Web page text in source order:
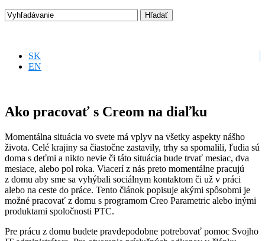
SK
EN
Ako pracovať s Creom na diaľku
Momentálna situácia vo svete má vplyv na všetky aspekty nášho
života. Celé krajiny sa čiastočne zastavily, trhy sa spomalili, ľudia sú
doma s deťmi a nikto nevie či táto situácia bude trvať mesiac, dva
mesiace, alebo pol roka. Viacerí z nás preto momentálne pracujú
z domu aby sme sa vyhýbali sociálnym kontaktom či už v práci
alebo na ceste do práce. Tento článok popisuje akými spôsobmi je
možné pracovať z domu s programom Creo Parametric alebo inými
produktami spoločnosti PTC.
Pre prácu z domu budete pravdepodobne potrebovať pomoc Svojho